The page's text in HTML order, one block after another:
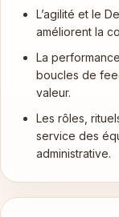
L’agilité et le
améliorent la
La
boucles de
valeur.
Les rôles,
service des
administrative.